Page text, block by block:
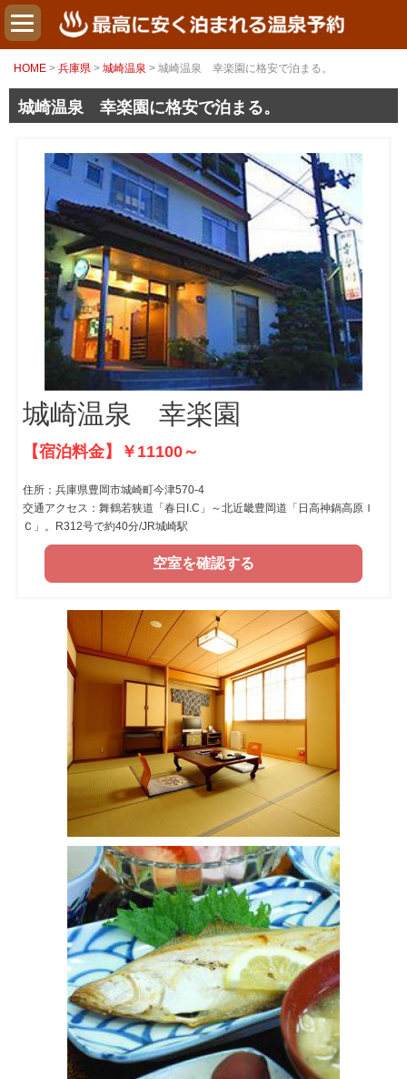
HOME > 兵庫県 > 城崎温泉 > 城崎温泉 幸楽園に格安で泊まる。
城崎温泉 幸楽園に格安で泊まる。
城崎温泉 幸楽園
【宿泊料金】￥11100～
住所：兵庫県豊岡市城崎町今津570-4
交通アクセス：舞鶴若狭道「春日I.C」～北近畿豊岡道「日高神鍋高原Ｉ
Ｃ」。R312号で約40分/JR城崎駅
空室を確認する